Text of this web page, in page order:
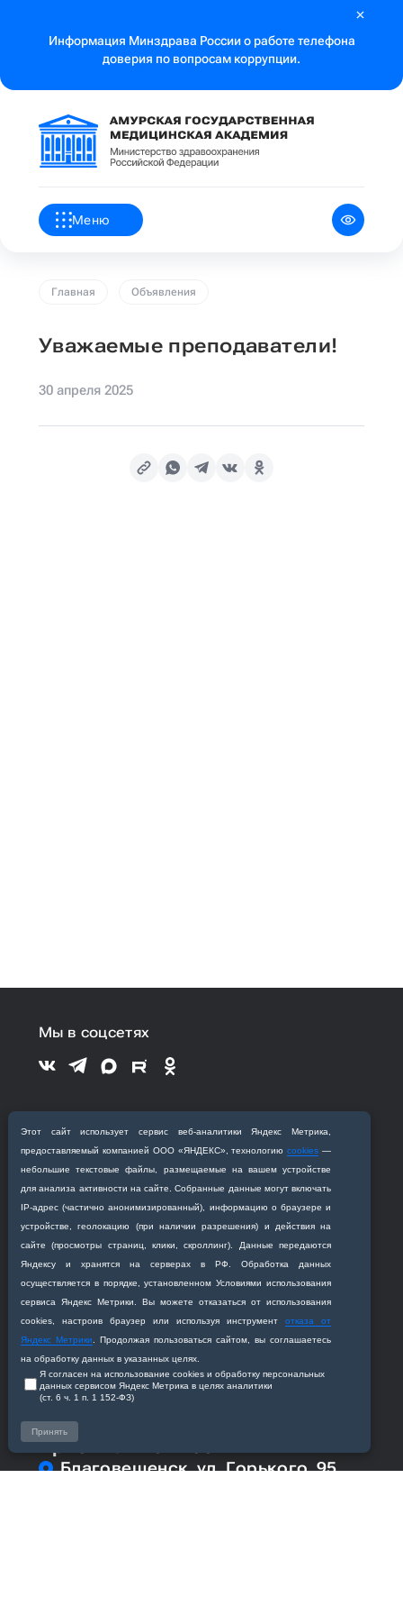
Информация Минздрава России о работе телефона
доверия по вопросам коррупции.
Меню
Главная Объявления
Уважаемые преподаватели!
30 апреля 2025
Этот сайт использует сервис веб‑аналитики Яндекс Метрика,
предоставляемый компанией ООО «ЯНДЕКС», технологиюcookies —
небольшие текстовые файлы, размещаемые на вашем устройстве
для анализа активности на сайте. Собранные данные могут включать
IP‑адрес (частично анонимизированный), информацию о браузере и
устройстве, геолокацию (при наличии разрешения) и действия на
сайте (просмотры страниц, клики, скроллинг). Данные передаются
Яндексу и хранятся на серверах в РФ. Обработка данных
осуществляется в порядке, установленном Условиями использования
сервиса Яндекс Метрики. Вы можете отказаться от использования
cookies, настроив браузер или используя инструментотказа от
Яндекс Метрики . Продолжая пользоваться сайтом, вы соглашаетесь
на обработку данных в указанных целях.
Я согласен на использование cookies и обработку персональных
данных сервисом Яндекс Метрика в целях аналитики
(ст. 6 ч. 1 п. 1 152‑ФЗ)
Принять
Мы в соцсетях
Поступающим
Обучающимся
Сотрудникам
Академия
Кафедры
Приемная комиссия
Благовещенск, ул. Горького, 95